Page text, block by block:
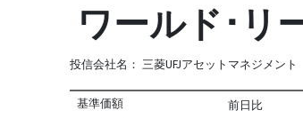
ワールド･リ
投信会社名： 三菱UFJアセットマネジメント
基準価額 前日比